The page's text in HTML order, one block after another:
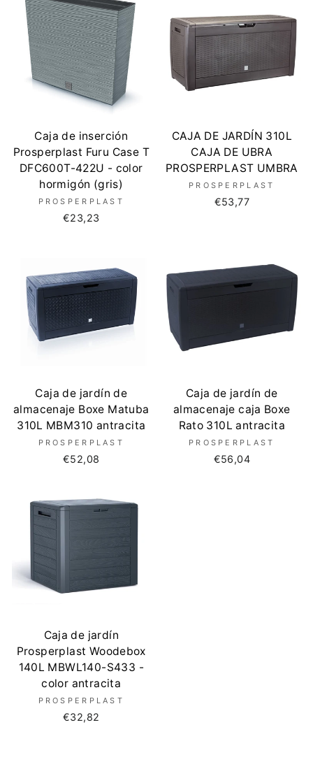
Caja de inserción
Prosperplast Furu Case T
DFC600T-422U - color
hormigón (gris)
PROSPERPLAST
€23,23
CAJA DE JARDÍN 310L
CAJA DE UBRA
PROSPERPLAST UMBRA
PROSPERPLAST
€53,77
Caja de jardín de
almacenaje Boxe Matuba
310L MBM310 antracita
PROSPERPLAST
€52,08
Caja de jardín de
almacenaje caja Boxe
Rato 310L antracita
PROSPERPLAST
€56,04
Caja de jardín
Prosperplast Woodebox
140L MBWL140-S433 -
color antracita
PROSPERPLAST
€32,82